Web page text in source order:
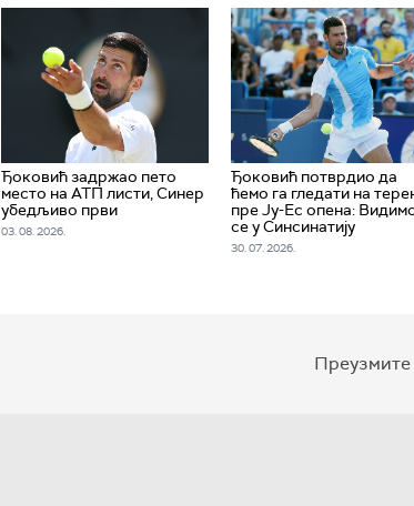
Ђоковић задржао пето
место на АТП листи, Синер
убедљиво први
03. 08. 2026.
Ђоковић потврдио да
ћемо га гледати на
пре Ју-Ес опена:
се у Синсинатију
30. 07. 2026.